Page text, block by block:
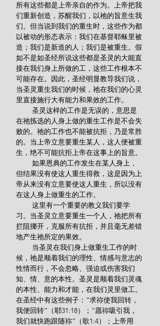
所有这些都是上帝亲自的作为。上帝把我
们重新创造，苏醒我们，以祂的旨意生我
们。但当说到我们的重生时，这些作为都
以被动的形态表示：我们在基督耶稣里被
造；我们是新造的人；我们是被重生。假
如不是如圣经所说这些都是圣灵的大能直
接在我们身上所做的工，这些工作根本不
可能存在。因此，圣经明显教导我们说，
当圣灵重生我们的时候，祂在我们的心灵
里直接施行大有能力和果效的工作。
在祂拣选的人身上做的重生工作是不会失
败的。祂的工作也不能被抗拒，乃是常胜
的。当上帝立意要重生某人，这人便被重
生，绝不可能抗拒上帝在这事上的旨意。
但结果没有使这人重生得救，这是因为上
帝从来没有立意要使这人重生，所以没有
在这人身上做重生的工作。
习。当圣灵立意要重生一个人，祂把所有
拦阻挪开，克服所有抗拒，并且毫无差错
地产生祂所定的果效。
候，祂是顺着我们的理性、情感与意志的
性情而行，不会忽略、强迫或伤害我们
知、情、意的本性。圣灵是顺着我们灵魂
的本性、能力和才能，在我们灵里做工。
在圣经中有这些例子：“求祢使我回转，
我便回转”（耶31:18）；“愿祢吸引我，
我们就快跑跟随祢”（歌1:4）；上帝用